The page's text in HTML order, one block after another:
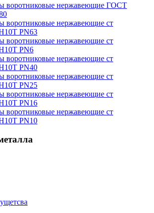
воротниковые нержавеющие ГОСТ
воротниковые нержавеющие ст
PN63
воротниковые нержавеющие ст
PN6
воротниковые нержавеющие ст
PN40
воротниковые нержавеющие ст
PN25
воротниковые нержавеющие ст
PN16
воротниковые нержавеющие ст
PN10